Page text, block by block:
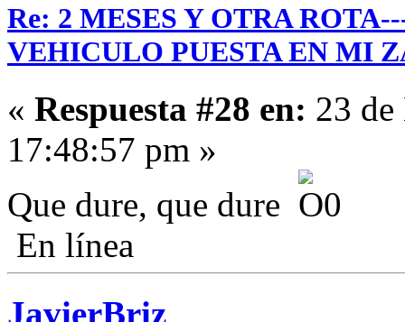
Re: 2 MESES Y OTRA
VEHICULO PUESTA EN MI
« Respuesta #28 en: 23
17:48:57 pm »
Que dure, que dure
En línea
JavierBriz